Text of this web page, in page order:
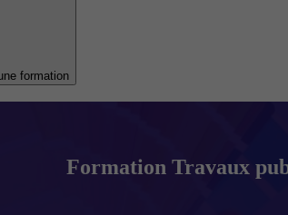
formation
Formation Travaux